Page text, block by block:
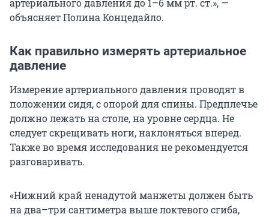
артериального давления до 1–6 мм рт. ст.», —
объясняет Полина Концедайло.
Как правильно измерять артериальное
давление
Измерение артериального давления проводят в
положении сидя, с опорой для спины. Предплечье
должно лежать на столе, на уровне сердца. Не
следует скрещивать ноги, наклоняться вперед.
Также во время исследования не рекомендуется
разговаривать.
«Нижний край ненадутой манжеты должен быть
на два–три сантиметра выше локтевого сгиба,